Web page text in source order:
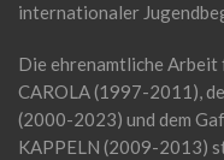
internationaler
Die ehrenamtliche
CAROLA (1997-2011),
(2000-2023) und dem
KAPPELN (2009-2013)